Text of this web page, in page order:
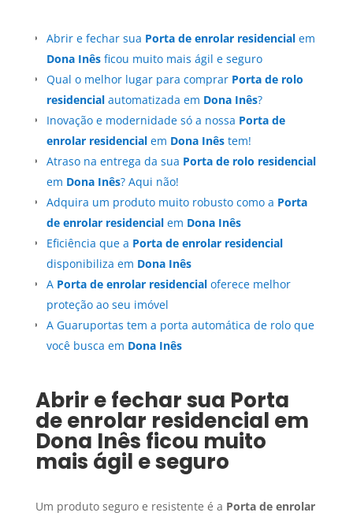
Abrir e fechar sua Porta de enrolar residencialem
Dona Inêsficou muito mais ágil e seguro
Qual o melhor lugar para comprar Porta de rolo
residencialautomatizada em Dona Inês?
Inovação e modernidade só a nossa Porta de
enrolar residencialem Dona Inêstem!
Atraso na entrega da sua Porta de rolo residencial
em Dona Inês? Aqui não!
Adquira um produto muito robusto como a Porta
de enrolar residencialem Dona Inês
Eficiência que a Porta de enrolar residencial
disponibiliza em Dona Inês
A Porta de enrolar residencialoferece melhor
proteção ao seu imóvel
A Guaruportas tem a porta automática de rolo que
você busca em Dona Inês
Abrir e fechar sua Porta
de enrolar residencial em
Dona Inês ficou muito
mais ágil e seguro
Um produto seguro e resistente é a Porta de enrolar